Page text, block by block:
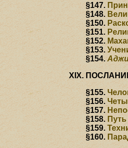
§147.
§148.
§150.
§151.
§152.
§153.
§154.
§155.
§156.
§157.
§158.
§159.
§160.